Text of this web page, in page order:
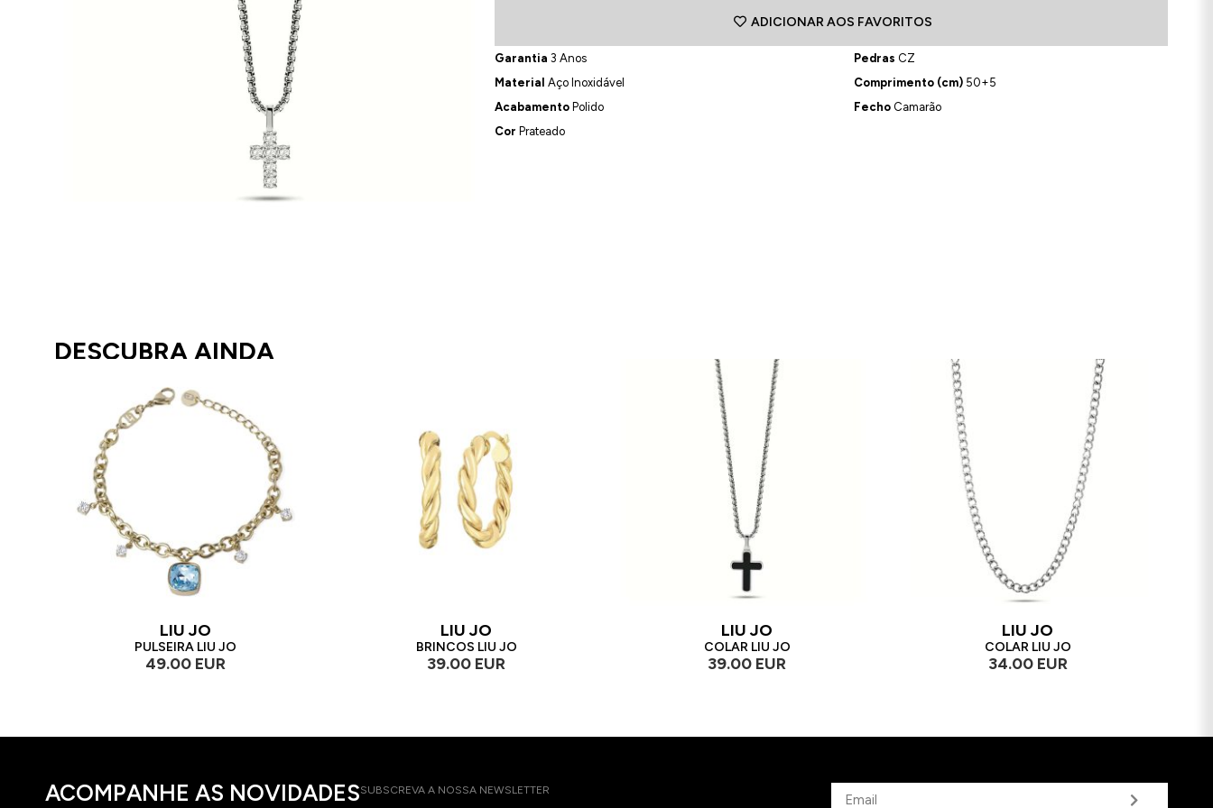
ADICIONAR AOS FAVORITOS
Garantia 3 Anos
Material Aço Inoxidável
AcabamentoPolido
Cor Prateado
Pedras CZ
Comprimento (cm)50+5
FechoCamarão
DESCUBRA AINDA
LIU JO
PULSEIRA LIU JO
49.00 EUR
LIU JO
BRINCOS LIU JO
39.00 EUR
LIU JO
COLAR LIU JO
39.00 EUR
LIU JO
COLAR LIU JO
34.00 EUR
ACOMPANHE AS NOVIDADESSUBSCREVA A NOSSA NEWSLETTER